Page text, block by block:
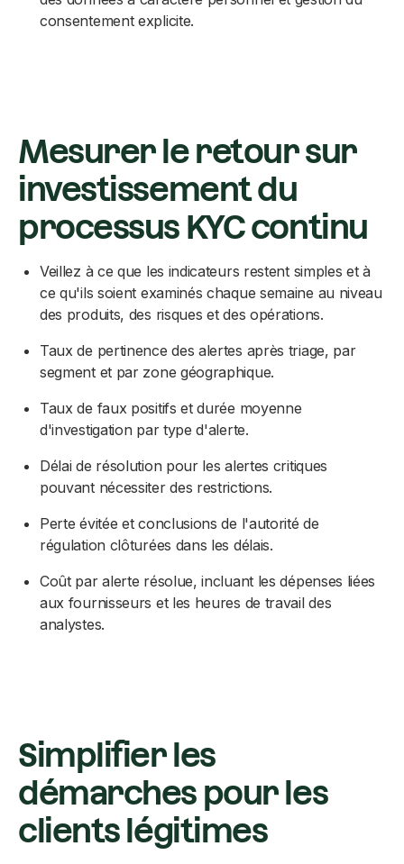
consentement explicite.
Mesurer le retour sur
investissement du
processus KYC continu
Veillez à ce que les indicateurs restent simples et à
ce qu'ils soient examinés chaque semaine au niveau
des produits, des risques et des opérations.
Taux de pertinence des alertes après triage, par
segment et par zone géographique.
Taux de faux positifs et durée moyenne
d'investigation par type d'alerte.
Délai de résolution pour les alertes critiques
pouvant nécessiter des restrictions.
Perte évitée et conclusions de l'autorité de
régulation clôturées dans les délais.
Coût par alerte résolue, incluant les dépenses liées
aux fournisseurs et les heures de travail des
analystes.
Simplifier les
démarches pour les
clients légitimes